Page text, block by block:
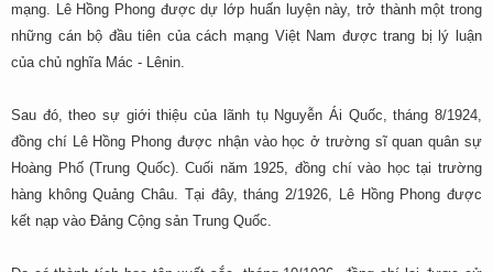
mạng. Lê Hồng Phong được dự lớp huấn luyện này, trở thành một trong
những cán bộ đầu tiên của cách mạng Việt Nam được trang bị lý luận
của chủ nghĩa Mác - Lênin.
Sau đó, theo sự giới thiệu của lãnh tụ Nguyễn Ái Quốc, tháng 8/1924,
đồng chí Lê Hồng Phong được nhận vào học ở trường sĩ quan quân sự
Hoàng Phố (Trung Quốc). Cuối năm 1925, đồng chí vào học tại trường
hàng không Quảng Châu. Tại đây, tháng 2/1926, Lê Hồng Phong được
kết nạp vào Đảng Cộng sản Trung Quốc.